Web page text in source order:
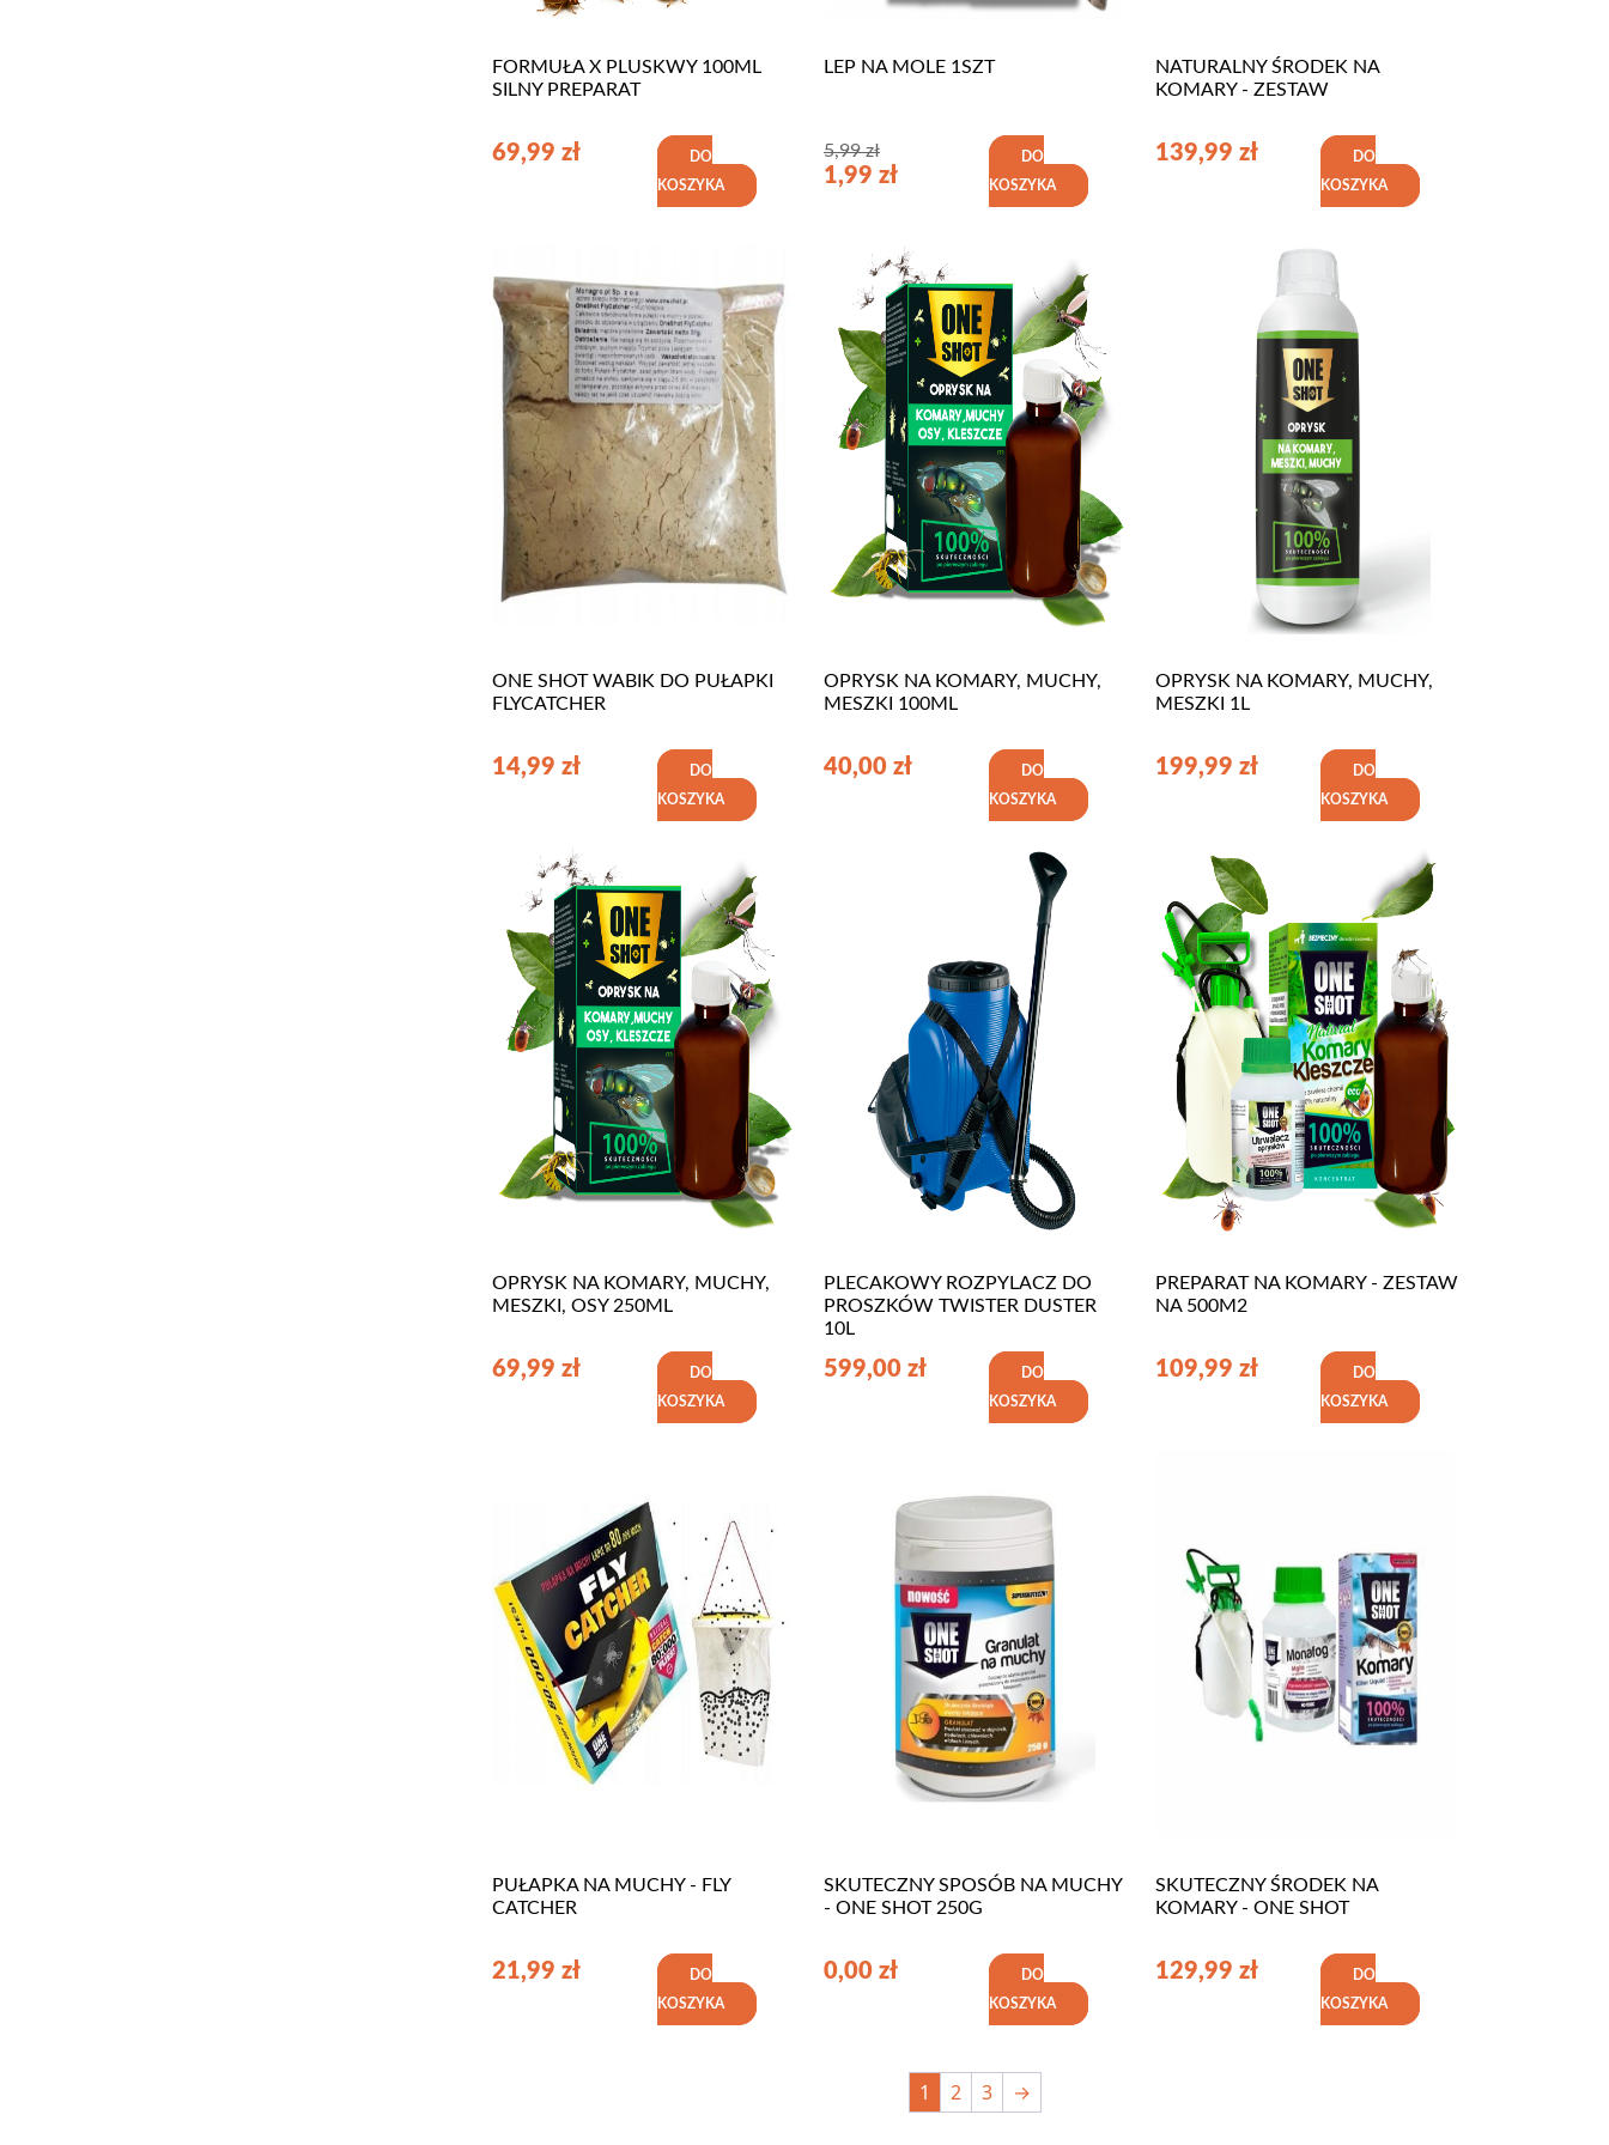
FORMUŁA X PLUSKWY 100ML
SILNY PREPARAT
69,99 zł
DO
KOSZYKA
LEP NA MOLE 1SZT
5,99zł
1,99 zł
DO
KOSZYKA
NATURALNY ŚRODEK NA
KOMARY - ZESTAW
139,99 zł
DO
KOSZYKA
ONE SHOT WABIK DO PUŁAPKI
FLYCATCHER
14,99 zł
DO
KOSZYKA
OPRYSK NA KOMARY, MUCHY,
MESZKI 100ML
40,00 zł
DO
KOSZYKA
OPRYSK NA KOMARY, MUCHY,
MESZKI 1L
199,99 zł
DO
KOSZYKA
OPRYSK NA KOMARY, MUCHY,
MESZKI, OSY 250ML
69,99 zł
DO
KOSZYKA
PLECAKOWY ROZPYLACZ DO
PROSZKÓW TWISTER DUSTER
10L
599,00 zł
DO
KOSZYKA
PREPARAT NA KOMARY - ZESTAW
NA 500M2
109,99 zł
DO
KOSZYKA
PUŁAPKA NA MUCHY - FLY
CATCHER
21,99 zł
DO
KOSZYKA
SKUTECZNY SPOSÓB NA MUCHY
- ONE SHOT 250G
0,00 zł
DO
KOSZYKA
SKUTECZNY ŚRODEK NA
KOMARY - ONE SHOT
129,99 zł
DO
KOSZYKA
1 2 3 →